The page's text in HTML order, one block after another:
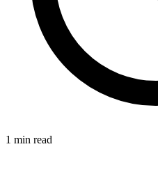
1 min read